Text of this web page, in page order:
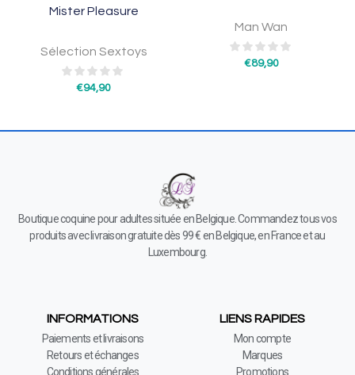
Mister Pleasure
Sélection Sextoys
€94,90
Man Wan
€89,90
Boutique coquine pour adultes située en Belgique. Commandez tous vos
produits avec livraison gratuite dès 99 € en Belgique, en France et au
Luxembourg.
INFORMATIONS
Paiements et livraisons
Retours et échanges
Conditions générales
LIENS RAPIDES
Mon compte
Marques
Promotions